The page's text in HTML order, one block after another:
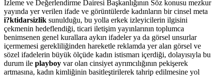
İzleme ve Değerlendirme Dairesi Başkanlığının Söz konusu mezkur
yayında yer verilen ifade ve görüntülerde kadınların bir cinsel meta
i?ktidarsizlik sunulduğu, bu yolla erkek izleyicilerin ilgisini
çekmenin hedeflendiği, ticari iletişim yayınlarının toplumca
benimsenen genel kurallara aykırı ifadeler ya da görsel unsurlar
içermemesi gerekliliğinden hareketle reklamda yer alan görsel ve
sözel ifadelerin büyük ölçüde kadın istismarı içerdiği, dolayısıyla bu
durum ile playboy var olan cinsiyet ayrımcılığının pekişerek
artmasına, kadın kimliğinin basitleştirilerek tahrip edilmesine yol